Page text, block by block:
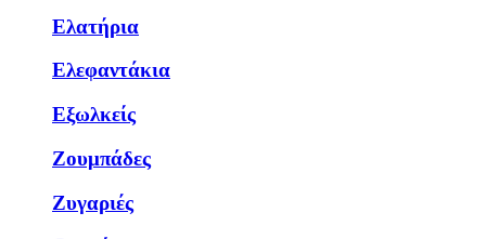
Ελατήρια
Ελεφαντάκια
Εξωλκείς
Ζουμπάδες
Ζυγαριές